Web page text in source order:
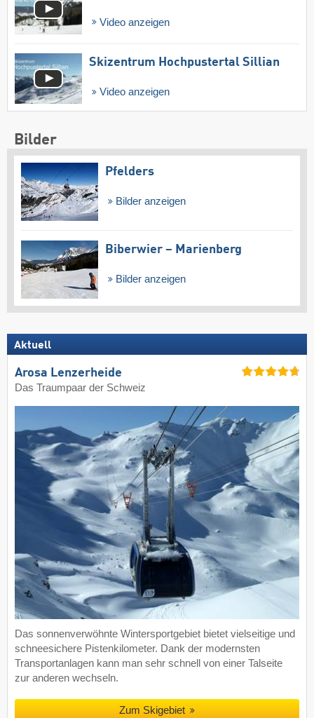
Video anzeigen
Skizentrum Hochpustertal Sillian
Video anzeigen
Bilder
Pfelders
Bilder anzeigen
Biberwier – Marienberg
Bilder anzeigen
Aktuell
Arosa Lenzerheide
Das Traumpaar der Schweiz
Das sonnenverwöhnte Wintersportgebiet bietet vielseitige und
schneesichere Pistenkilometer. Dank der modernsten
Transportanlagen kann man sehr schnell von einer Talseite
zur anderen wechseln.
Zum Skigebiet